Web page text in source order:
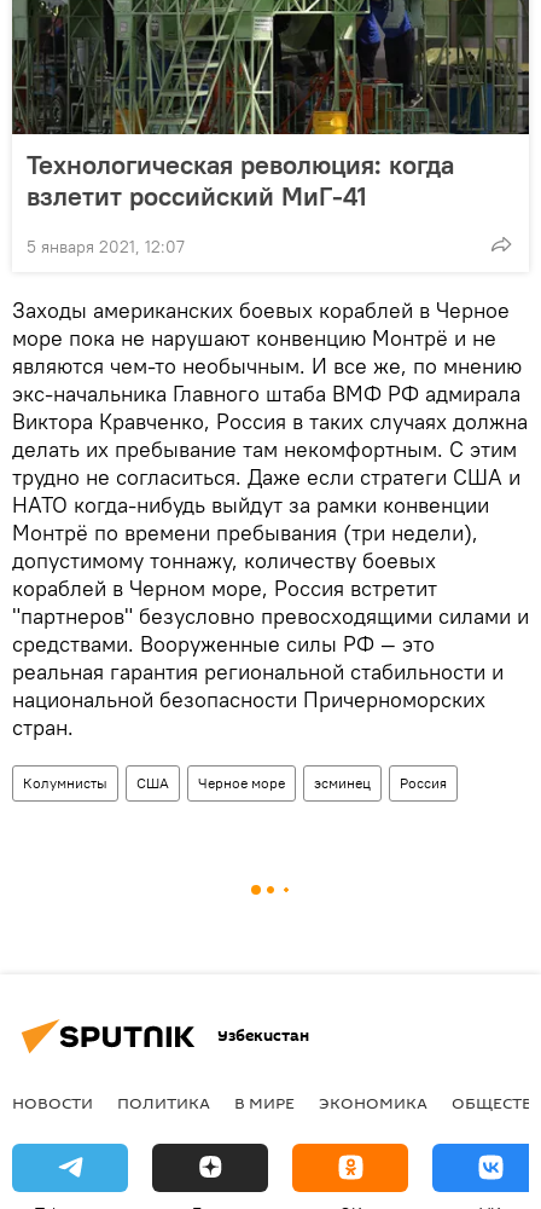
Технологическая революция: когда
взлетит российский МиГ-41
5 января 2021, 12:07
Заходы американских боевых кораблей в Черное
море пока не нарушают конвенцию Монтрё и не
являются чем-то необычным. И все же, по мнению
экс-начальника Главного штаба ВМФ РФ адмирала
Виктора Кравченко, Россия в таких случаях должна
делать их пребывание там некомфортным. С этим
трудно не согласиться. Даже если стратеги США и
НАТО когда-нибудь выйдут за рамки конвенции
Монтрё по времени пребывания (три недели),
допустимому тоннажу, количеству боевых
кораблей в Черном море, Россия встретит
"партнеров" безусловно превосходящими силами и
средствами. Вооруженные силы РФ — это
реальная гарантия региональной стабильности и
национальной безопасности Причерноморских
стран.
Колумнисты США Черное море эсминец Россия
Узбекистан
НОВОСТИ ПОЛИТИКА В МИРЕ ЭКОНОМИКА